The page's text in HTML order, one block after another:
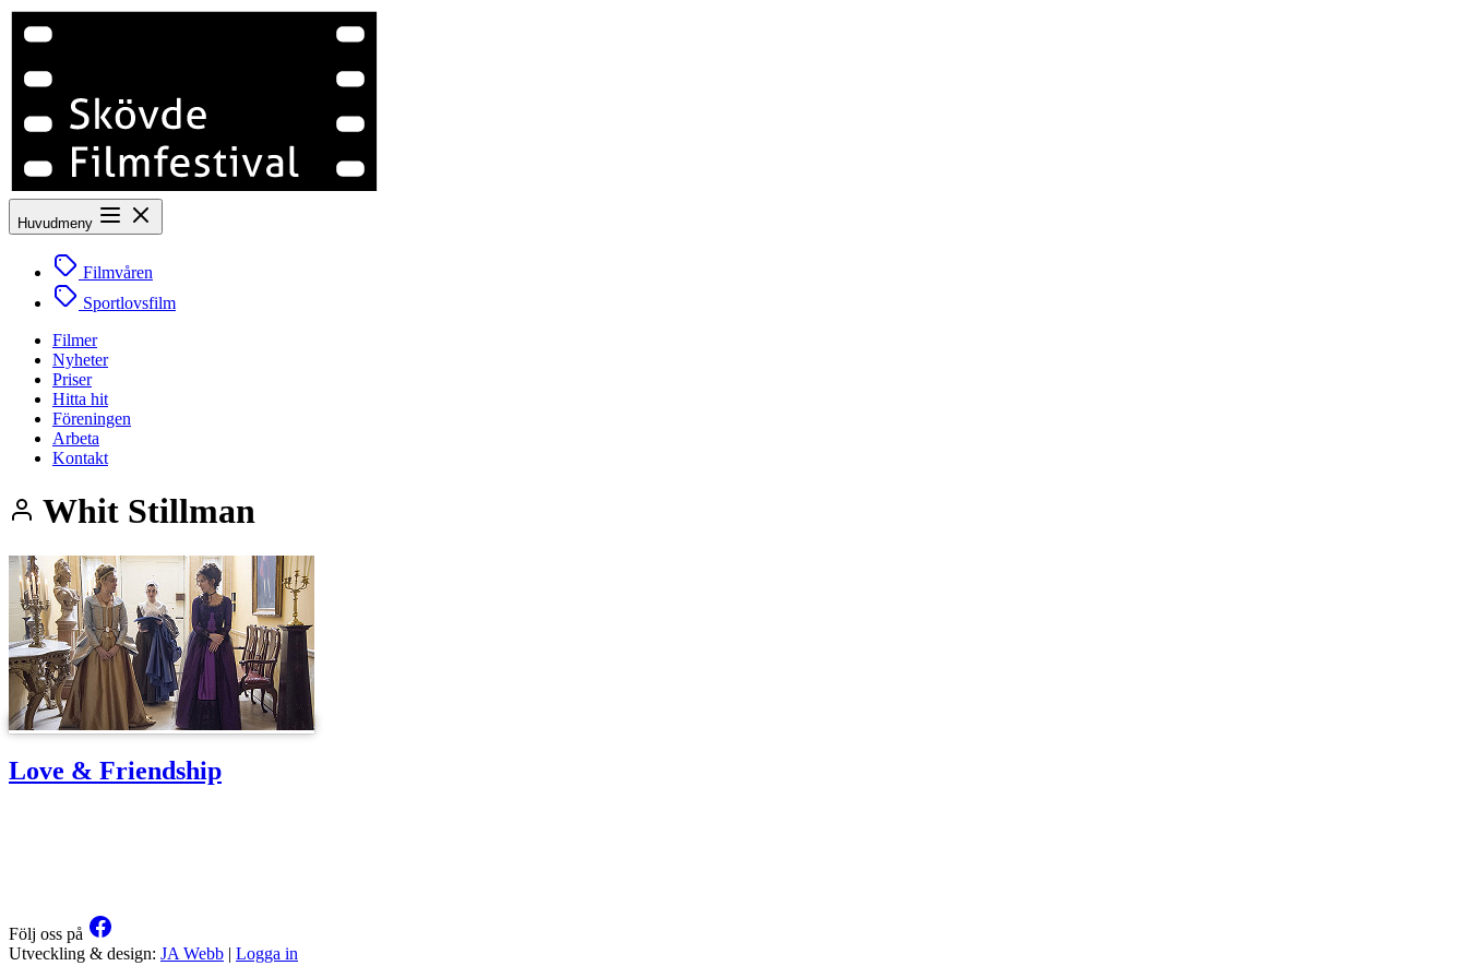
Huvudmeny
Filmvåren
Sportlovsfilm
Filmer
Nyheter
Priser
Hitta hit
Föreningen
Arbeta
Kontakt
Whit Stillman
Love & Friendship
Följ oss på
Utveckling & design: JA Webb | Logga in